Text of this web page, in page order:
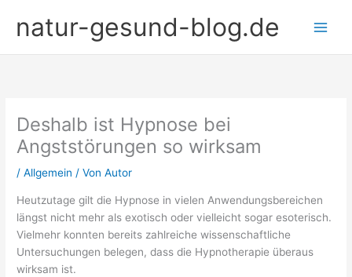
Inhaltnatur-gesund-blog.de
Deshalb ist Hypnose bei
Angststörungen so wirksam
/Allgemein / VonAutor
Heutzutage gilt die Hypnose in vielen Anwendungsbereichen
längst nicht mehr als exotisch oder vielleicht sogar esoterisch.
Vielmehr konnten bereits zahlreiche wissenschaftliche
Untersuchungen belegen, dass die Hypnotherapie überaus
wirksam ist.